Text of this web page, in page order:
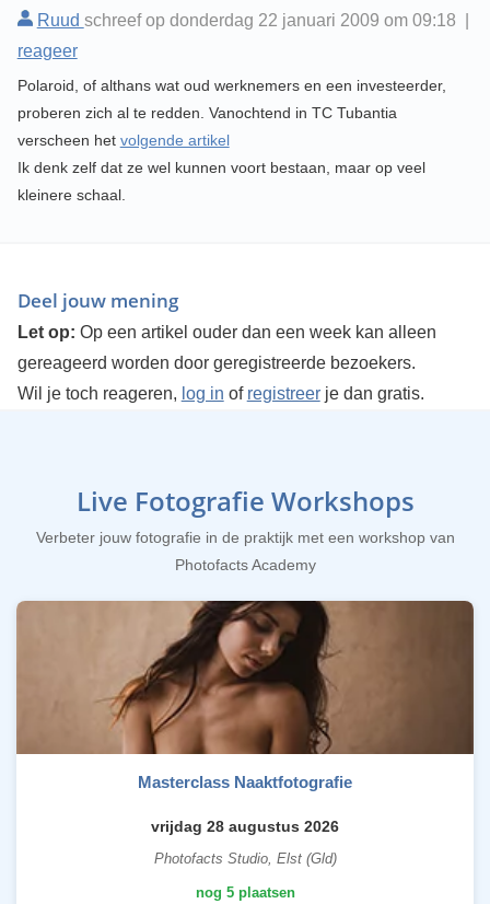
Ruud schreef op donderdag 22 januari 2009 om 09:18 |
reageer
Polaroid, of althans wat oud werknemers en een investeerder,
proberen zich al te redden. Vanochtend in TC Tubantia
verscheen het volgende artikel
Ik denk zelf dat ze wel kunnen voort bestaan, maar op veel
kleinere schaal.
Deel jouw mening
Let op: Op een artikel ouder dan een week kan alleen
gereageerd worden door geregistreerde bezoekers.
Wil je toch reageren, log in of registreerje dan gratis.
Live Fotografie Workshops
Verbeter jouw fotografie in de praktijk met een workshop van
Photofacts Academy
Masterclass Naaktfotografie
vrijdag 28 augustus 2026
Photofacts Studio, Elst (Gld)
nog 5 plaatsen